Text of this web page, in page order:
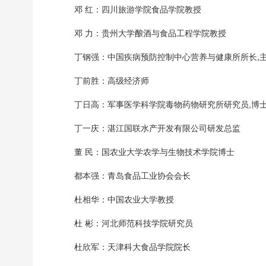
邓 红：四川旅游学院食品学院教授
邓 力：贵州大学酿酒与食品工程学院教授
丁钢强：中国疾病预防控制中心营养与健康所所长,
丁前胜：高级经济师
丁日高：军事医学科学院毒物药物研究所研究员,博
丁一庆：湛江国联水产开发有限公司研发总监
董 民：国农业大学农学与生物技术学院博士
都本强：青岛食品工业协会会长
杜相华：中国农业大学教授
杜 彬：河北师范科技学院研究员
杜欣军：天津科大食品学院院长